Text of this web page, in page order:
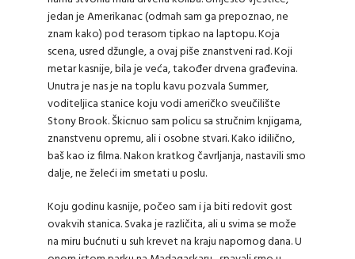
jedan je Amerikanac (odmah sam ga prepoznao, ne
znam kako) pod terasom tipkao na laptopu. Koja
scena, usred džungle, a ovaj piše znanstveni rad. Koji
metar kasnije, bila je veća, također drvena građevina.
Unutra je nas je na toplu kavu pozvala Summer,
voditeljica stanice koju vodi američko sveučilište
Stony Brook. Škicnuo sam policu sa stručnim knjigama,
znanstvenu opremu, ali i osobne stvari. Kako idilično,
baš kao iz filma. Nakon kratkog čavrljanja, nastavili smo
dalje, ne želeći im smetati u poslu.
Koju godinu kasnije, počeo sam i ja biti redovit gost
ovakvih stanica. Svaka je različita, ali u svima se može
na miru bućnuti u suh krevet na kraju napornog dana. U